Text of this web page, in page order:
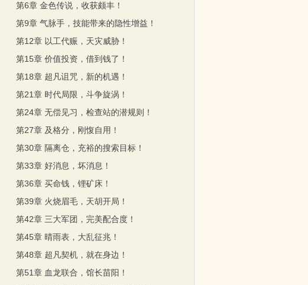
第6章 金色传说，收获颇丰！
第9章 气脉手，技能带来的隐性增益！
第12章 以工代赈，天灾威胁！
第15章 价值投资，借到钱了！
第18章 超凡诅咒，新的机遇！
第21章 时代局限，斗争旋涡！
第24章 无偿见习，检查站的潜规则！
第27章 及格分，刚愎自用！
第30章 隔离仓，充裕的搜索目标！
第33章 好消息，坏消息！
第36章 买命钱，锂矿床！
第39章 火烧眉毛，天胡开局！
第42章 三大军团，完美配合度！
第45章 晴雨表，大乱征兆！
第48章 超凡契机，就在身边！
第51章 血龙联合，馆长苗阳！